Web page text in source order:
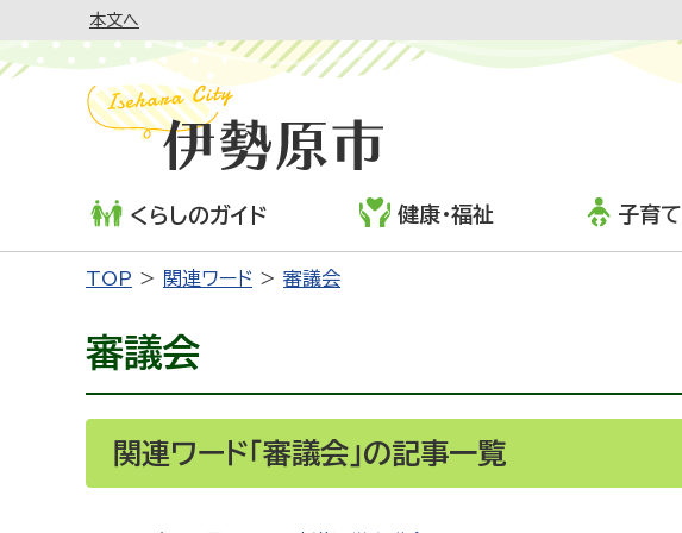
本文へ
くらしのガイド 健康・福祉 子育て
TOP 関連ワード 審議会
審議会
関連ワード「審議会」の記事一覧